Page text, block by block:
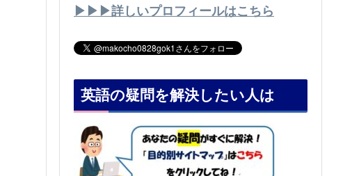
▶▶▶詳しいプロフィールはこちら
英語の疑問を解決したい人は